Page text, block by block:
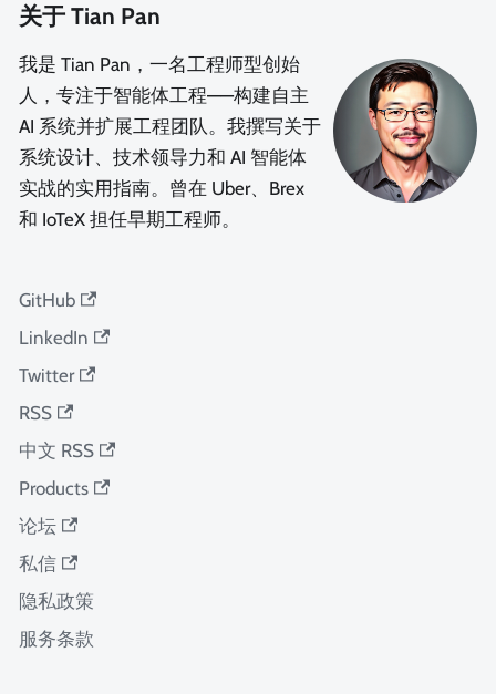
关于 Tian Pan
我是 Tian Pan，一名工程师型创始
人，专注于智能体工程——构建自主
AI 系统并扩展工程团队。我撰写关于
系统设计、技术领导力和 AI 智能体
实战的实用指南。曾在 Uber、Brex
和 IoTeX 担任早期工程师。
GitHub
LinkedIn
Twitter
RSS
中文 RSS
Products
论坛
私信
隐私政策
服务条款